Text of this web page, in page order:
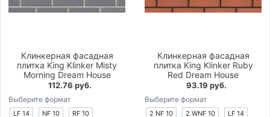
Клинкерная фасадная
плитка King Klinker Misty
Morning Dream House
112.76 руб.
Выберите формат
LF 14 NF 10
RF 10
Клинкерная фасадная
плитка King Klinker Ruby
Red Dream House
93.19 руб.
Выберите формат
2 NF 10 2 WNF 10
LF 14